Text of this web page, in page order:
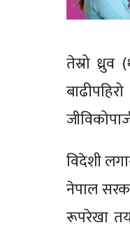
तेस्रो ध्रुव
विदेशी
नेपाल
रूपरेखा